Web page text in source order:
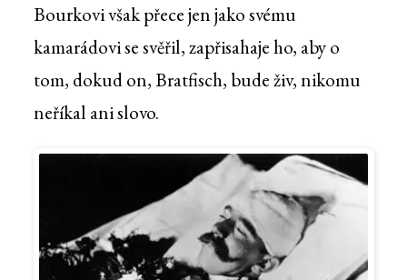
Bourkovi však přece jen jako svému
kamarádovi se svěřil, zapřisahaje ho, aby o
tom, dokud on, Bratfisch, bude živ, nikomu
neříkal ani slovo.